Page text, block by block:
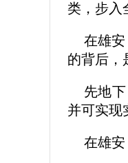
类，步入
在雄
的背后，
先地
并可实现
在雄安